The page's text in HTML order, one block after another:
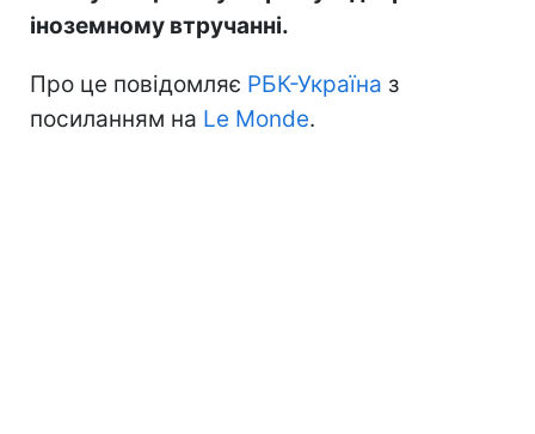
іноземному втручанні.
Про це повідомляє РБК-Україна з
посиланням на Le Monde.